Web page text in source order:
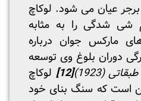
برجر عیان می شود. لوکاچ
شدگی را به مثابه
مارکس جوان درباره
دوران بلوغ وی توسعه
(1923)
[12]
لوکاچ
است که سنگ بنای خود